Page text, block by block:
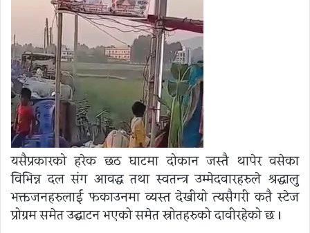
यसैप्रकारको हरेक छठ घाटमा दोकान जस्तै थापेर वसेका
विभिन्न दल संग आवद्ध तथा स्वतन्त्र उम्मेदवारहरुले श्रद्धालु
भक्तजनहरुलाई फकाउनमा व्यस्त देखीयो त्यसैगरी कतै स्टेज
प्रोग्रम समेत उद्घाटन भएको समेत स्रोतहरुको दावीरहेको छ ।